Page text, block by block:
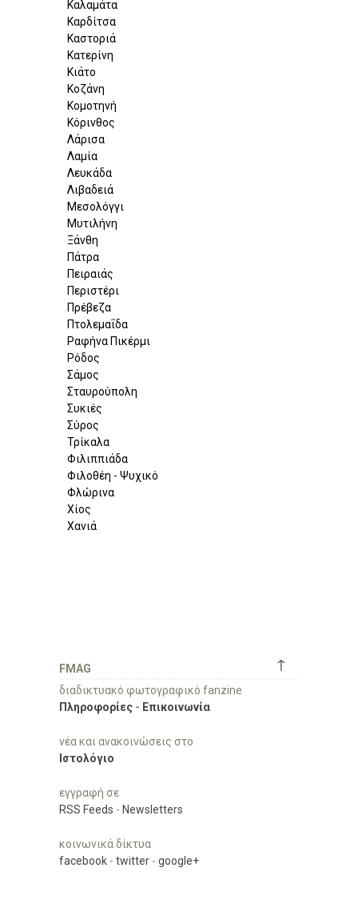
Καλαμάτα
Καρδίτσα
Καστοριά
Κατερίνη
Κιάτο
Κοζάνη
Κομοτηνή
Κόρινθος
Λάρισα
Λαμία
Λευκάδα
Λιβαδειά
Μεσολόγγι
Μυτιλήνη
Ξάνθη
Πάτρα
Πειραιάς
Περιστέρι
Πρέβεζα
Πτολεμαΐδα
Ραφήνα Πικέρμι
Ρόδος
Σάμος
Σταυρούπολη
Συκιές
Σύρος
Τρίκαλα
Φιλιππιάδα
Φιλοθέη - Ψυχικό
Φλώρινα
Χίος
Χανιά
↑
FMAG
διαδικτυακό φωτογραφικό fanzine
Πληροφορίες - Επικοινωνία
νέα και ανακοινώσεις στο
Ιστολόγιο
εγγραφή σε
RSS Feeds - Newsletters
κοινωνικά δίκτυα
facebook - twitter - google+